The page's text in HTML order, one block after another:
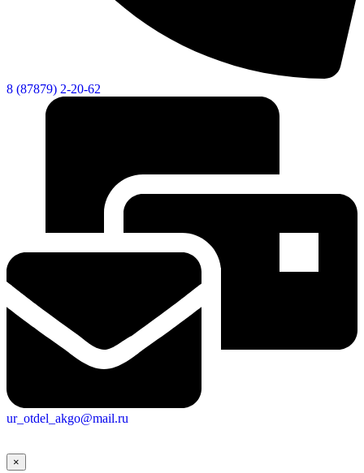
8 (87879) 2-20-62
ur_otdel_akgo@mail.ru
×